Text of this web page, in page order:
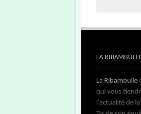
LA
La Ribambulle
qui vous
l’actualité de